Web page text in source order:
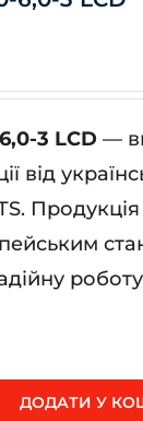
3 LCD —
від
Продукція
ДОДАТИ У